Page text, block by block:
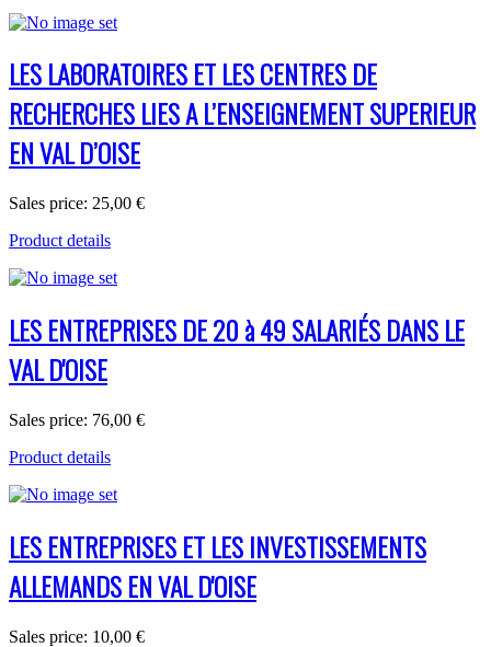
LES LABORATOIRES ET LES CENTRES DE
RECHERCHES LIES A L’ENSEIGNEMENT SUPERIEUR
EN VAL D’OISE
Sales price: 25,00 €
Product details
LES ENTREPRISES DE 20 à 49 SALARIÉS DANS LE
VAL D'OISE
Sales price: 76,00 €
Product details
LES ENTREPRISES ET LES INVESTISSEMENTS
ALLEMANDS EN VAL D'OISE
Sales price: 10,00 €